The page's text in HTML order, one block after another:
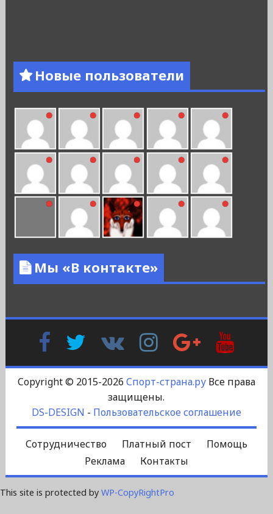
Новые пользователи
Мы «В контакте»
FacebookTwitter
Контакте
InstagramGoogle
Plus
Copyright © 2015-2026 Спорт-страна.руВсе права
защищены.
DS-DESIGN - Пользовательское соглашение
Сотрудничество Платный пост
Помощь
Реклама
Контакты
This site is protected by WP-CopyRightPro